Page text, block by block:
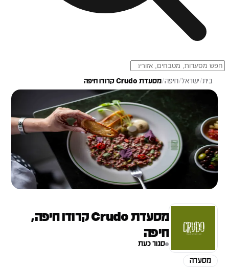
בית/ישראל/ חיפה/ מסעדת Crudo קרודו חיפה
מסעדת Crudo קרודו חיפה,
חיפה
סגור כעת
מסעדה